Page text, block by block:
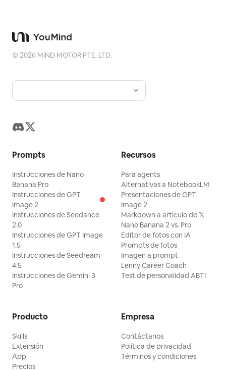
©2026 MIND MOTOR PTE. LTD.
Prompts
Instrucciones de Nano
Banana Pro
Instrucciones de GPT
Image 2
Instrucciones de Seedance
2.0
Instrucciones de GPT Image
1.5
Instrucciones de Seedream
4.5
Instrucciones de Gemini 3
Pro
Recursos
Para agents
Alternativas a NotebookLM
Presentaciones de GPT
Image 2
Markdown a artículo de 𝕏
Nano Banana 2 vs. Pro
Editor de fotos con IA
Prompts de fotos
Imagen a prompt
Lenny Career Coach
Test de personalidad ABTI
Producto
Skills
Extensión
App
Precios
Empresa
Contáctanos
Política de privacidad
Términos y condiciones